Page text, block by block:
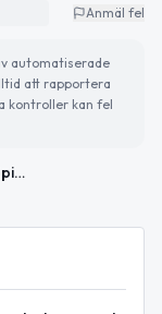
Anmäl fel
automatiserade
att rapportera
kontroller kan fel
Försök till bilinbrott i Jönköping – inga större händelser i Jönköpings län under natten